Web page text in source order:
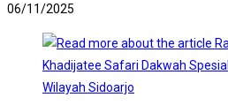
06/11/2025